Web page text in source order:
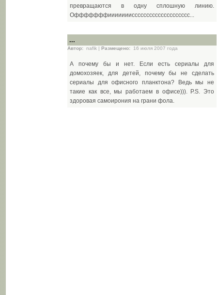
превращаются в одну сплошную линию.
Офффффффииииииисссссссссссссссссссс...
...
Автор: nafik | Размещено: 16 июля 2007 года
А почему бы и нет. Если есть сериалы для
домохозяек, для детей, почему бы не сделать
сериалы для офисного планктона? Ведь мы не
такие как все, мы работаем в офисе))). P.S. Это
здоровая самоирония на грани фола.